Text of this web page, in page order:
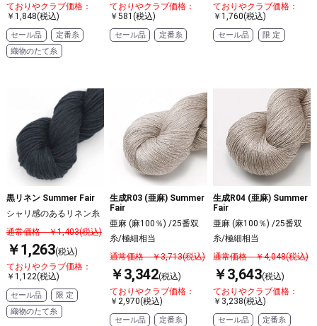
ておりやクラブ価格：
￥1,848(税込)
セール品
定番糸
織物のたて糸
ておりやクラブ価格：
￥581(税込)
セール品 定番糸
ておりやクラブ価格：
￥1,760(税込)
セール品 限 定
黒リネン Summer Fair
シャリ感のあるリネン糸
通常価格 ￥1,403(税込)
￥1,263(税込)
ておりやクラブ価格：
￥1,122(税込)
セール品
限 定
織物のたて糸
生成R03 (亜麻) Summer
Fair
亜麻 (麻100％) /25番双
糸/極細相当
通常価格 ￥3,713(税込)
￥3,342(税込)
ておりやクラブ価格：
￥2,970(税込)
セール品 定番糸
生成R04 (亜麻) Summer
Fair
亜麻 (麻100％) /25番双
糸/極細相当
通常価格 ￥4,048(税込)
￥3,643(税込)
ておりやクラブ価格：
￥3,238(税込)
セール品 定番糸